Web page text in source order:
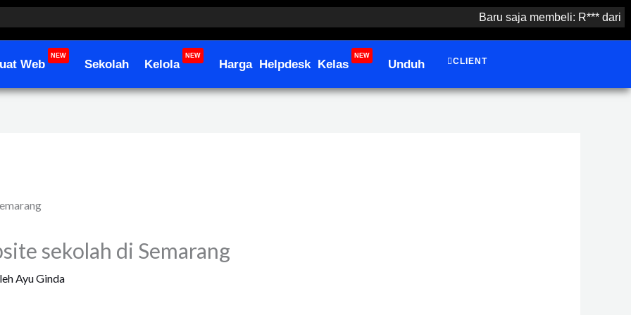
Baru saja membeli: R*** dari
CLIENT
Web
NEW
Sekolah Kelola
NEW
Harga Helpdesk Kelas
NEW
Unduh
sekolah di Semarang
Ayu Ginda